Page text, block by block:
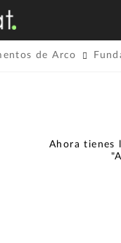
de Arco
Ahora tienes